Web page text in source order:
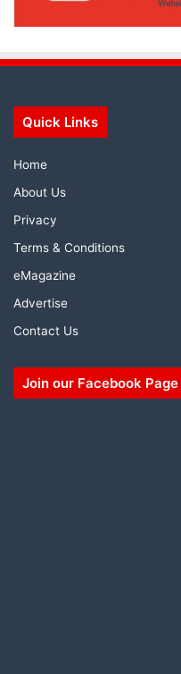
Quick Links
Home
About Us
Privacy
Terms & Conditions
eMagazine
Advertise
Contact Us
Join our Facebook Page